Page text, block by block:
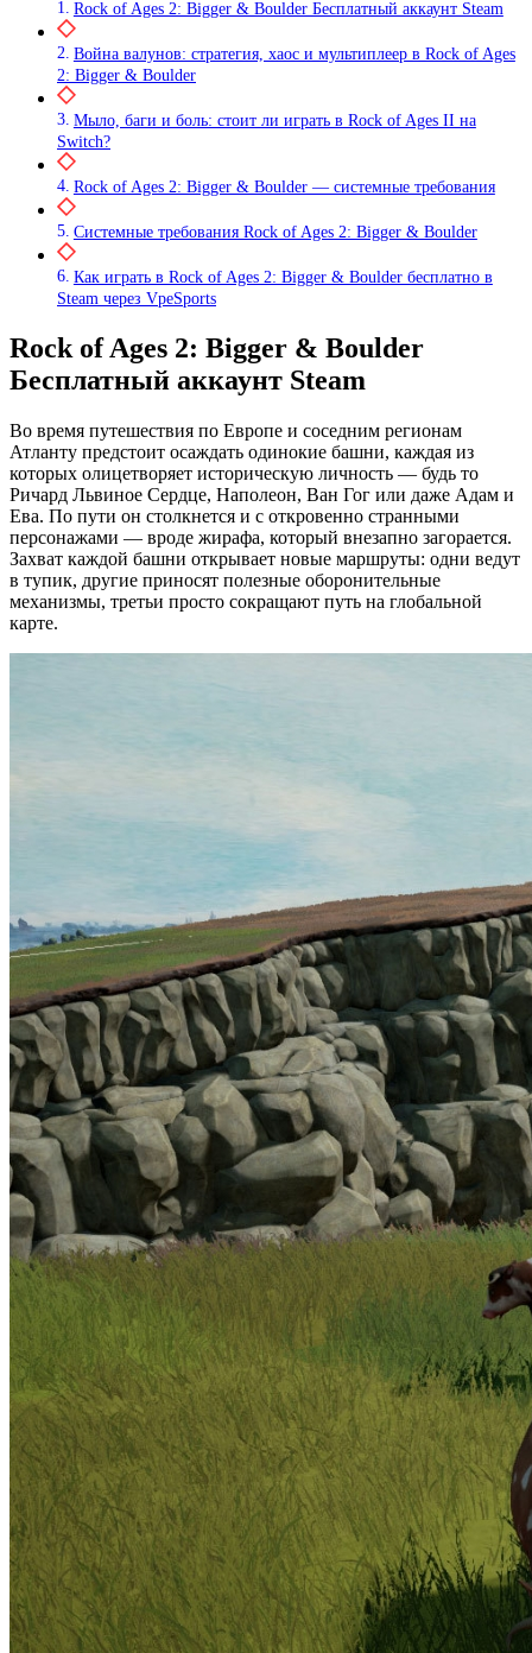
Rock of Ages 2: Bigger & Boulder Бесплатный аккаунт Steam
Война валунов: стратегия, хаос и мультиплеер в Rock of Ages
2: Bigger & Boulder
Мыло, баги и боль: стоит ли играть в Rock of Ages II на
Switch?
Rock of Ages 2: Bigger & Boulder — системные требования
Системные требования Rock of Ages 2: Bigger & Boulder
Как играть в Rock of Ages 2: Bigger & Boulder бесплатно в
Steam через VpeSports
Rock of Ages 2: Bigger & Boulder
Бесплатный аккаунт Steam
Во время путешествия по Европе и соседним регионам
Атланту предстоит осаждать одинокие башни, каждая из
которых олицетворяет историческую личность — будь то
Ричард Львиное Сердце, Наполеон, Ван Гог или даже Адам и
Ева. По пути он столкнется и с откровенно странными
персонажами — вроде жирафа, который внезапно загорается.
Захват каждой башни открывает новые маршруты: одни ведут
в тупик, другие приносят полезные оборонительные
механизмы, третьи просто сокращают путь на глобальной
карте.